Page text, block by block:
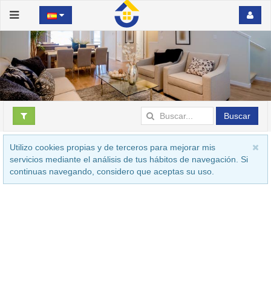
Buscar
Utilizo cookies propias y de terceros para mejorar mis
servicios mediante el análisis de tus hábitos de navegación. Si
continuas navegando, considero que aceptas su uso.